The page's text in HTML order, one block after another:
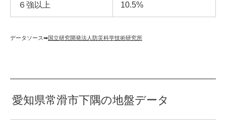
６強以上 10.5%
データソース➡︎国立研究開発法人防災科学技術研究所
愛知県常滑市下隅の地盤データ